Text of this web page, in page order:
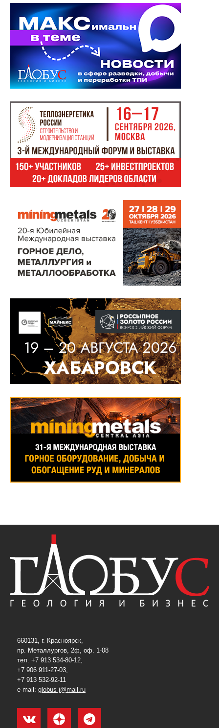
660131, г. Красноярск,
пр. Металлургов, 2ф, оф. 1-08
тел. +7 913 534-80-12,
+7 906 911-27-03,
+7 913 532-92-11
e-mail: globus-j@mail.ru